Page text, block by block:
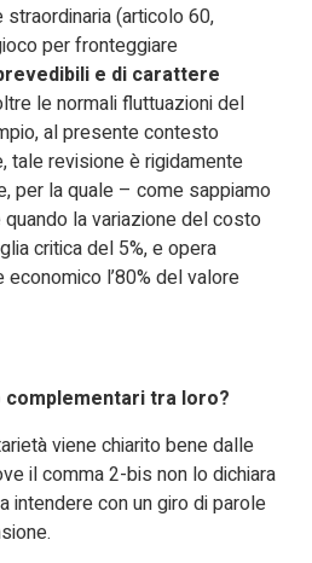
(articolo 60,
per fronteggiare
e di carattere
le normali fluttuazioni del
al presente contesto
tale revisione è rigidamente
per la quale – come sappiamo
la variazione del costo
critica del 5%, e opera
l’80% del valore
tra loro?
viene chiarito bene dalle
il comma 2-bis non lo dichiara
intendere con un giro di parole